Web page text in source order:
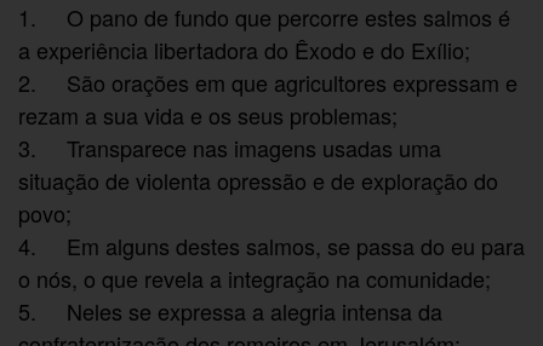
1. O pano de fundo que percorre estes salmos é
a experiência libertadora do Êxodo e do Exílio;
2. São orações em que agricultores expressam e
rezam a sua vida e os seus problemas;
3. Transparece nas imagens usadas uma
situação de violenta opressão e de exploração do
povo;
4. Em alguns destes salmos, se passa do eu para
o nós, o que revela a integração na comunidade;
5. Neles se expressa a alegria intensa da